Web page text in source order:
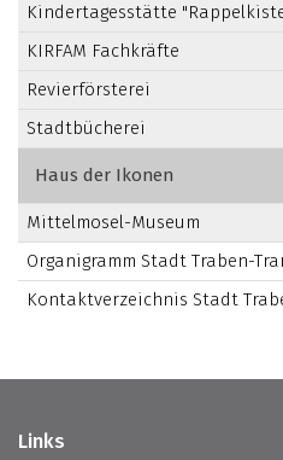
Kindertagesstätte
KIRFAM Fachkräfte
Revierförsterei
Stadtbücherei
Haus der Ikonen
Mittelmosel-Museum
Organigramm Stadt Traben-
Kontaktverzeichnis Stadt
Links